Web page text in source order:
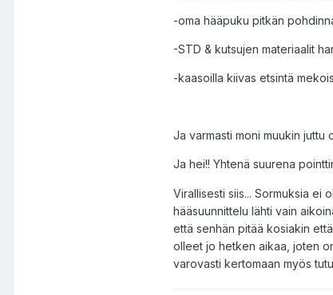
-oma hääpuku pitkän
-STD & kutsujen materiaalit
-kaasoilla kiivas etsintä
Ja varmasti moni muukin juttu
Ja hei!! Yhtenä suurena
Virallisesti siis... Sormuksia ei
hääsuunnittelu lähti vain
että senhän pitää kosiakin
olleet jo hetken aikaa, joten
varovasti kertomaan myös